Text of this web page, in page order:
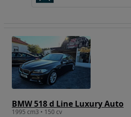
BMW 518 d Line Luxury Auto
1995 cm3 • 150 cv